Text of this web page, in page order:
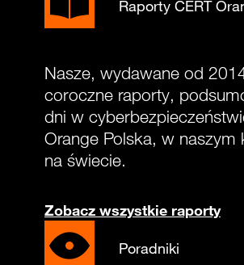
Raporty CERT
Nasze, wydawane od
coroczne raporty,
dni w
Orange Polska, w naszym
na świecie.
Zobacz wszystkie raporty
Poradniki